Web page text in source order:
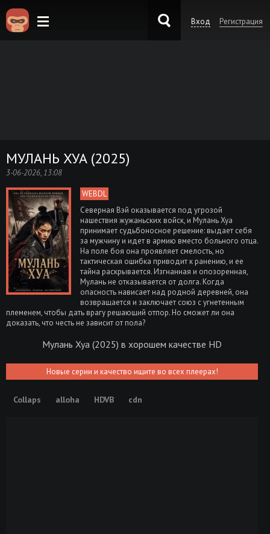
Вход Регистрация
МУЛАНЬ ХУА (2025)
3-06-2026, 13:08
WEBDL
Северная Вэй оказывается под угрозой
нашествия жужаньских войск, и Мулань Хуа
принимает судьбоносное решение: выдает себя
за мужчину и идет в армию вместо больного отца.
На поле боя она проявляет смелость, но
тактическая ошибка приводит к ранению, и ее
тайна раскрывается. Изгнанная и опозоренная,
Мулань не отказывается от долга. Когда
опасность нависает над родной деревней, она
возвращается и заключает союз с угнетенным
племенем, чтобы дать врагу решающий отпор. Но сможет ли она
доказать, что честь не зависит от пола?
Мулань Хуа (2025) в хорошем качестве HD
Новые серии и качество ищите во всех плеерах!
Collaps alloha HDVB cdn